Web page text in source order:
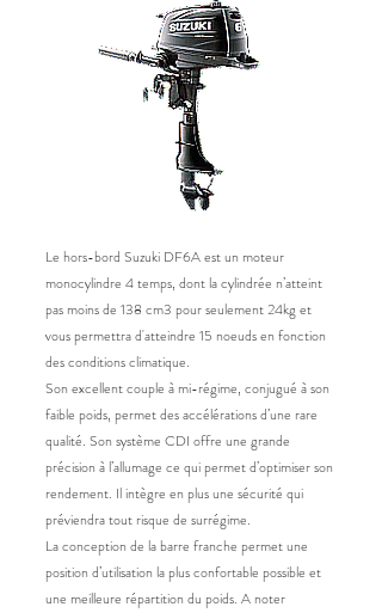
Le hors-bord Suzuki DF6A est un moteur
monocylindre 4 temps, dont la cylindrée n’atteint
pas moins de 138 cm3 pour seulement 24kg et
vous permettra d'atteindre 15 noeuds en fonction
des conditions climatique.
Son excellent couple à mi-régime, conjugué à son
faible poids, permet des accélérations d’une rare
qualité. Son système CDI offre une grande
précision à l’allumage ce qui permet d’optimiser son
rendement. Il intègre en plus une sécurité qui
préviendra tout risque de surrégime.
La conception de la barre franche permet une
position d’utilisation la plus confortable possible et
une meilleure répartition du poids. A noter